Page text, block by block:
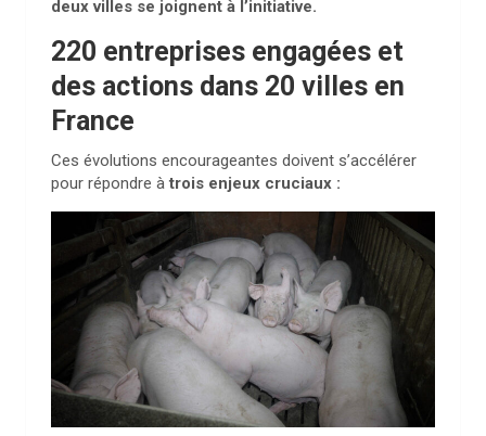
deux villes se joignent à l’initiative.
220 entreprises engagées et
des actions dans 20 villes en
France
Ces évolutions encourageantes doivent s’accélérer
pour répondre àtrois enjeux cruciaux :